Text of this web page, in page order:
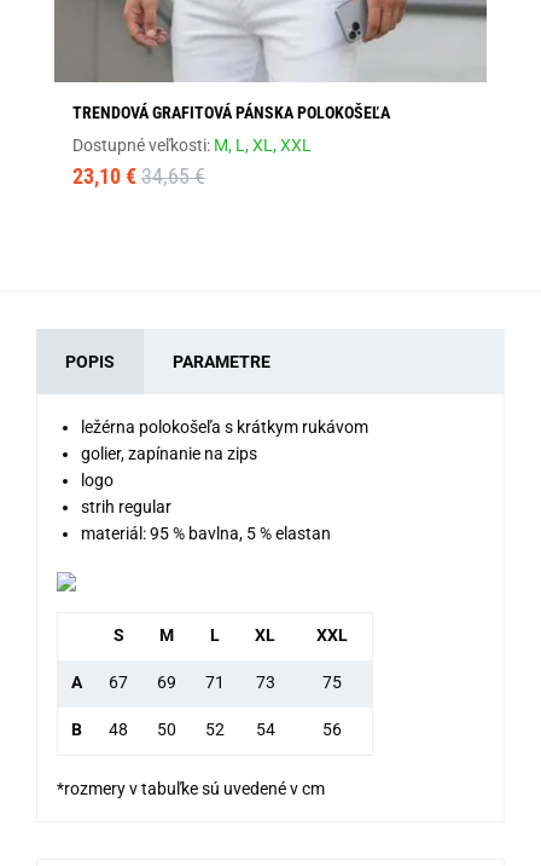
TRENDOVÁ GRAFITOVÁ PÁNSKA POLOKOŠEĽA
Dostupné veľkosti: M, L,XL,XXL
23,10 € 34,65 €
POPIS PARAMETRE
ležérna polokošeľa s krátkym rukávom
golier, zapínanie na zips
logo
strih regular
materiál: 95 % bavlna, 5 % elastan
S M L XL XXL
A 67 69 71 73 75
B 48 50 52 54 56
*rozmery v tabuľke sú uvedené v cm